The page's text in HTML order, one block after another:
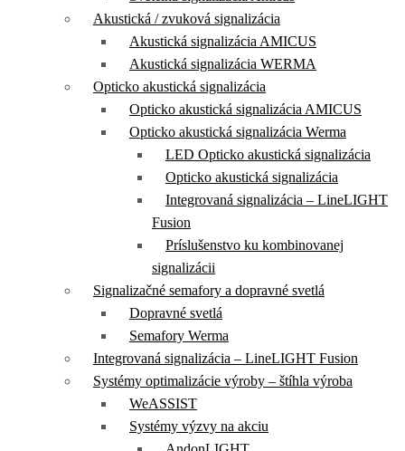
Akustická / zvuková signalizácia
Akustická signalizácia AMICUS
Akustická signalizácia WERMA
Opticko akustická signalizácia
Opticko akustická signalizácia AMICUS
Opticko akustická signalizácia Werma
LED Opticko akustická signalizácia
Opticko akustická signalizácia
Integrovaná signalizácia – LineLIGHT
Fusion
Príslušenstvo ku kombinovanej
signalizácii
Signalizačné semafory a dopravné svetlá
Dopravné svetlá
Semafory Werma
Integrovaná signalizácia – LineLIGHT Fusion
Systémy optimalizácie výroby – štíhla výroba
WeASSIST
Systémy výzvy na akciu